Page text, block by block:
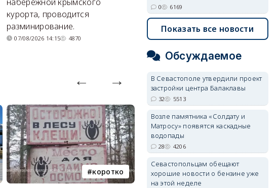
набережной крымского
курорта, проводится
разминирование.
07/08/2026 14:15 4870
делают практически
невозможное.
07/08/2026 10:13
коротко Балаклава
0 6169
Показать все новости
Обсуждаемое
В Севастополе утвердили проект
застройки центра Балаклавы
32 5513
Возле памятника «Солдату и
Матросу» появятся каскадные
водопады
28 4206
Севастопольцам обещают
хорошие новости о бензине уже
на этой неделе